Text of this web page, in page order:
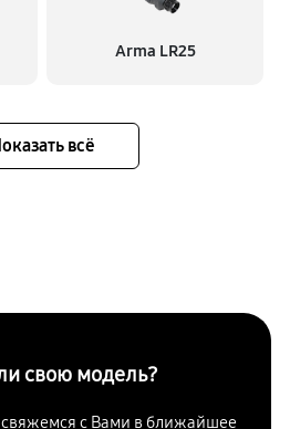
Arma LR25
всё
свою модель?
свяжемся с Вами в ближайшее